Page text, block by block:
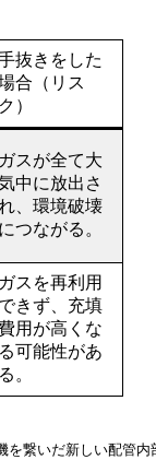
抜きをした
合（リス
ク）
ガスが全て大
中に放出さ
れ、 環境破壊
につながる。
ガスを再利用
できず、 充填
費用が高くな
る可能性があ
る。
を繋いだ新しい配管内